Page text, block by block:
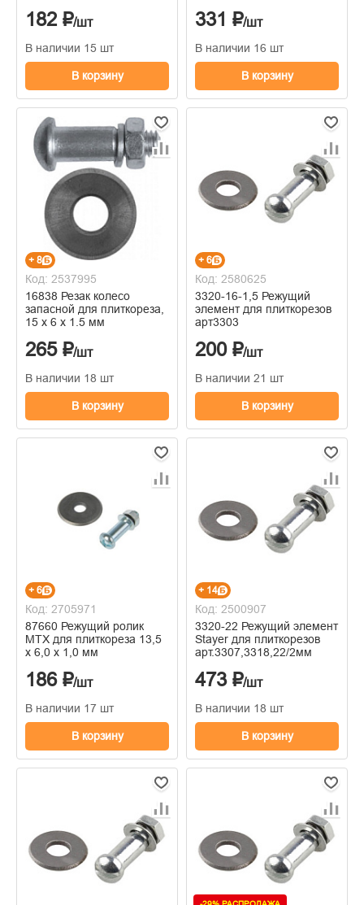
182 ₽/шт
В наличии 15 шт
В корзину
331 ₽/шт
В наличии 16 шт
В корзину
+ 8
Код: 2537995
16838 Резак колесо
запасной для плиткореза,
15 х 6 х 1.5 мм
265 ₽/шт
В наличии 18 шт
В корзину
+ 6
Код: 2580625
3320-16-1,5 Режущий
элемент для плиткорезов
арт3303
200 ₽/шт
В наличии 21 шт
В корзину
+ 6
Код: 2705971
87660 Режущий ролик
MTX для плиткореза 13,5
х 6,0 х 1,0 мм
186 ₽/шт
В наличии 17 шт
В корзину
+ 14
Код: 2500907
3320-22 Режущий элемент
Stayer для плиткорезов
арт.3307,3318,22/2мм
473 ₽/шт
В наличии 18 шт
В корзину